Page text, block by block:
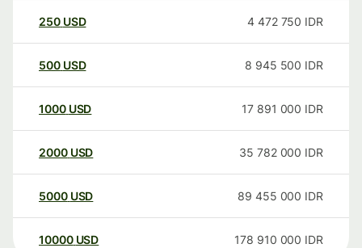
250 USD 4 472 750 IDR
500 USD 8 945 500 IDR
1000 USD 17 891 000 IDR
2000 USD 35 782 000 IDR
5000 USD 89 455 000 IDR
10000 USD 178 910 000 IDR